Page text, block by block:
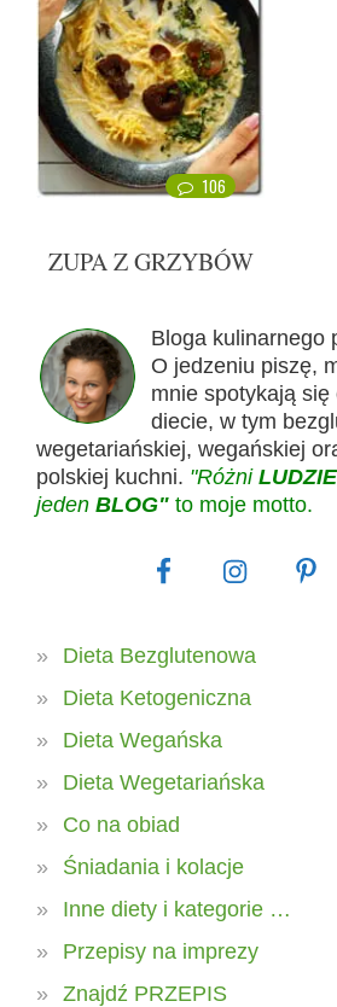
106
ZUPA Z GRZYBÓW
Bloga kulinarnego
O jedzeniu piszę,
mnie spotykają
diecie, w tym
wegetariańskiej, wegańskiej
polskiej kuchni. "Różni LUDZIE
jeden BLOG" to moje motto.
Dieta Bezglutenowa
Dieta Ketogeniczna
Dieta Wegańska
Dieta Wegetariańska
Co na obiad
Śniadania i kolacje
Inne diety i kategorie …
Przepisy na imprezy
Znajdź PRZEPIS